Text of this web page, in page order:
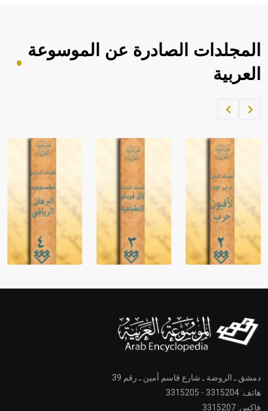
المجلدات الصادرة عن الموسوعة
العربية
دمشق ـ الروضة ـ شارع قاسم أمين ـ رقم 39
هاتف: 3315204 - 3315205
فاكس: 3315207